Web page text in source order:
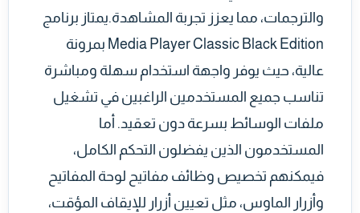
والترجمات، مما يعزز تجربة المشاهدة.يمتاز برنامج
Media Player Classic Black Edition بمرونة
عالية، حيث يوفر واجهة استخدام سهلة ومباشرة
تناسب جميع المستخدمين الراغبين في تشغيل
ملفات الوسائط بسرعة دون تعقيد. أما
المستخدمون الذين يفضلون التحكم الكامل،
فيمكنهم تخصيص وظائف مفاتيح لوحة المفاتيح
وأزرار الماوس، مثل تعيين أزرار للإيقاف المؤقت،